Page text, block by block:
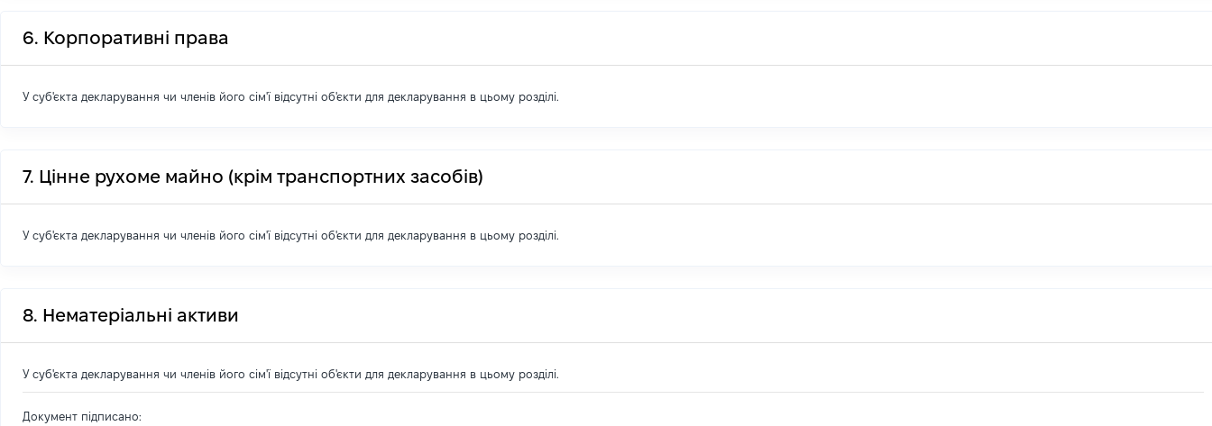
6. Корпоративні права
У суб'єкта декларування чи членів його сім'ї відсутні об'єкти для декларування в цьому розділі.
7. Цінне рухоме майно (крім транспортних засобів)
У суб'єкта декларування чи членів його сім'ї відсутні об'єкти для декларування в цьому розділі.
8. Нематеріальні активи
У суб'єкта декларування чи членів його сім'ї відсутні об'єкти для декларування в цьому розділі.
Документ підписано: